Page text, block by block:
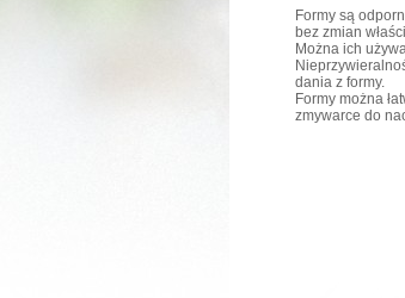
Formy są
bez zmian
Można ich
dania z formy.
Formy można
zmywarce do